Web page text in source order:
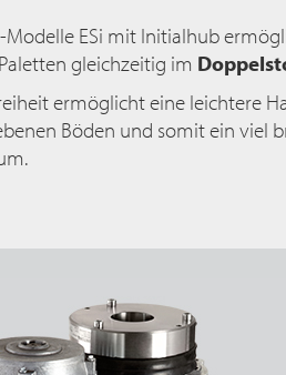
ESi mit Initialhub
gleichzeitig im
ermöglicht eine leichtere
Böden und somit ein viel